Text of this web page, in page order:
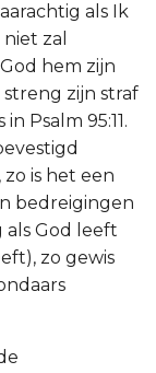
als Ik
zal
hem zijn
zijn straf
Psalm 95:11.
is het een
bedreigingen
God leeft
zo gewis